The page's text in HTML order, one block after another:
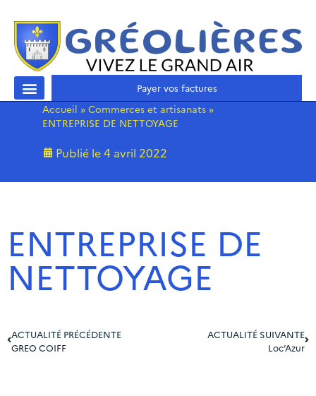
Payer vos factures
Accueil » Commerces et artisanats »
ENTREPRISE DE NETTOYAGE
Publié le4 avril 2022
ENTREPRISE DE
NETTOYAGE
ACTUALITÉ PRÉCÉDENTE
GREO COIFF
ACTUALITÉ SUIVANTE
Loc’Azur